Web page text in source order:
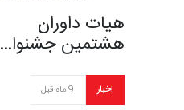
هیات داوران
هشتمین جشنوا…
اخبار 9 ماه قبل